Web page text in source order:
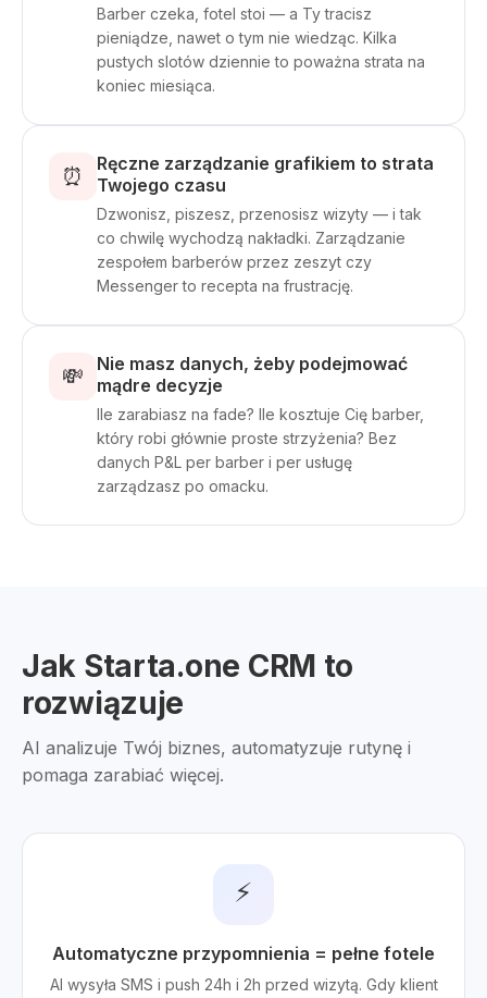
Barber czeka, fotel stoi — a Ty tracisz
pieniądze, nawet o tym nie wiedząc. Kilka
pustych slotów dziennie to poważna strata na
koniec miesiąca.
⏰
Ręczne zarządzanie grafikiem to strata
Twojego czasu
Dzwonisz, piszesz, przenosisz wizyty — i tak
co chwilę wychodzą nakładki. Zarządzanie
zespołem barberów przez zeszyt czy
Messenger to recepta na frustrację.
💸
Nie masz danych, żeby podejmować
mądre decyzje
Ile zarabiasz na fade? Ile kosztuje Cię barber,
który robi głównie proste strzyżenia? Bez
danych P&L per barber i per usługę
zarządzasz po omacku.
Jak Starta.one CRM to
rozwiązuje
AI analizuje Twój biznes, automatyzuje rutynę i
pomaga zarabiać więcej.
⚡
Automatyczne przypomnienia = pełne fotele
AI wysyła SMS i push 24h i 2h przed wizytą. Gdy klient